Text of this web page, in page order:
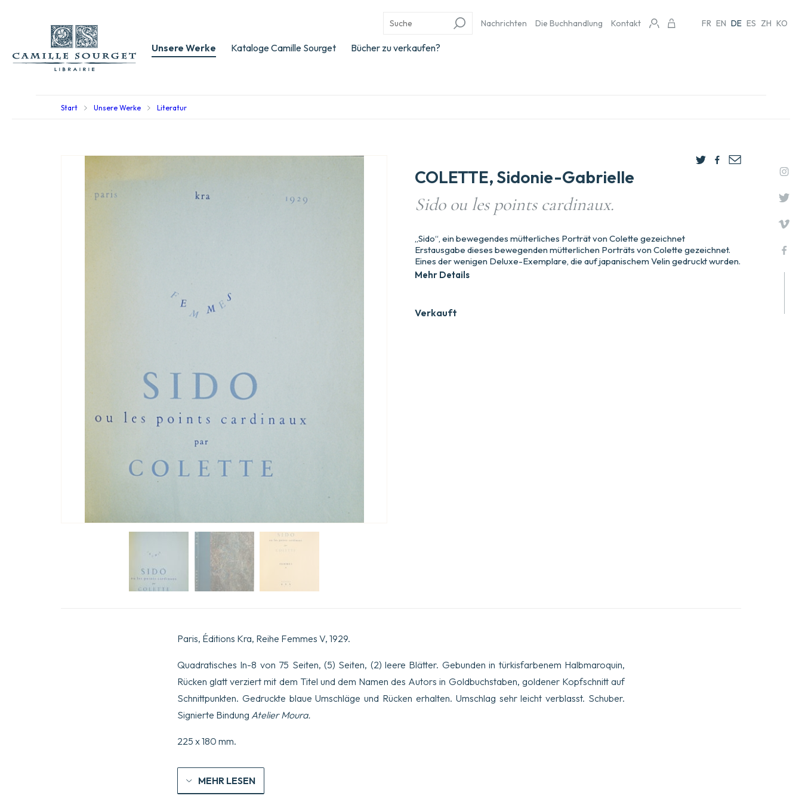
Unsere Werke Kataloge Camille Sourget Bücher zu verkaufen?
Nachrichten Die Buchhandlung Kontakt FR EN DE ES ZH KO
Start Unsere Werke Literatur
COLETTE, Sidonie-Gabrielle
Sido ou les points cardinaux.
Verkauft
„Sido“, ein bewegendes mütterliches Porträt von Colette gezeichnet
Erstausgabe dieses bewegenden mütterlichen Porträts von Colette gezeichnet.
Eines der wenigen Deluxe-Exemplare, die auf japanischem Velin gedruckt wurden.
Mehr Details
Paris, Éditions Kra, Reihe Femmes V, 1929.
Quadratisches In-8 von 75 Seiten, (5) Seiten, (2) leere Blätter. Gebunden in türkisfarbenem Halbmaroquin,
Rücken glatt verziert mit dem Titel und dem Namen des Autors in Goldbuchstaben, goldener Kopfschnitt auf
Schnittpunkten. Gedruckte blaue Umschläge und Rücken erhalten. Umschlag sehr leicht verblasst. Schuber.
Signierte Bindung Atelier Moura.
225 x 180 mm.
MEHR LESEN